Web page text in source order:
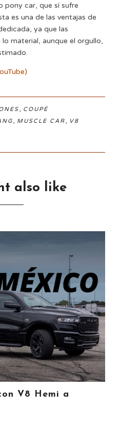
pony car, que sí sufre
es una de las ventajas de
ya que las
material, aunque el orgullo,
, COUPÉ
, MUSCLE CAR, V8
also like
V8 Hemi a